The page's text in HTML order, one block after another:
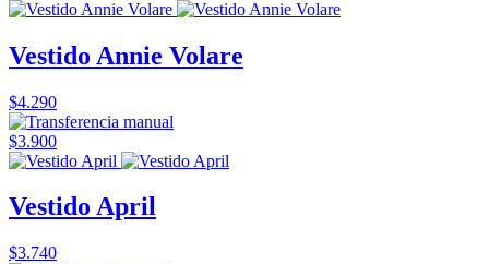
Vestido Annie Volare
$4.290
$3.900
Vestido April
$3.740